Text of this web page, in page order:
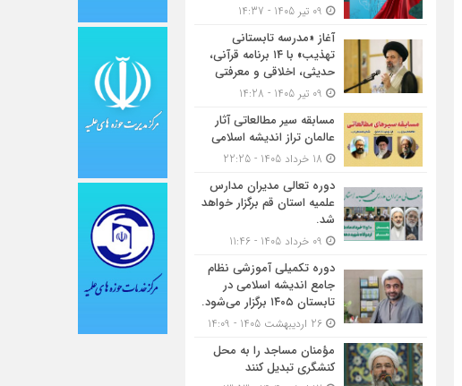
آغاز «مدرسه تابستانی
تهذیب» با ۱۴ برنامه قرآنی،
حدیثی، اخلاقی و معرفتی
مسابقه سیر مطالعاتی آثار
عالمان تراز اندیشه اسلامی
دوره تعالی مدیران مدارس
علمیه استان قم برگزار خواهد
شد.
دوره تکمیلی آموزشی نظام
جامع اندیشه اسلامی در
تابستان ۱۴۰۵ برگزار می‌شود.
مؤمنان مساجد را به محل
کنشگری تبدیل کنند